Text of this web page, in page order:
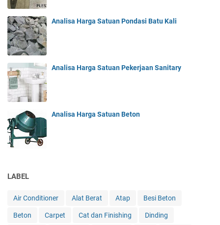
Analisa Harga Satuan Pondasi Batu Kali
Analisa Harga Satuan Pekerjaan Sanitary
Analisa Harga Satuan Beton
LABEL
Air Conditioner Alat Berat Atap Besi Beton
Beton Carpet Cat dan Finishing Dinding